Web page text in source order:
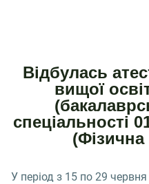
Відбулась
вищої
спеціальності
(Фізична
У період з 15 по 29